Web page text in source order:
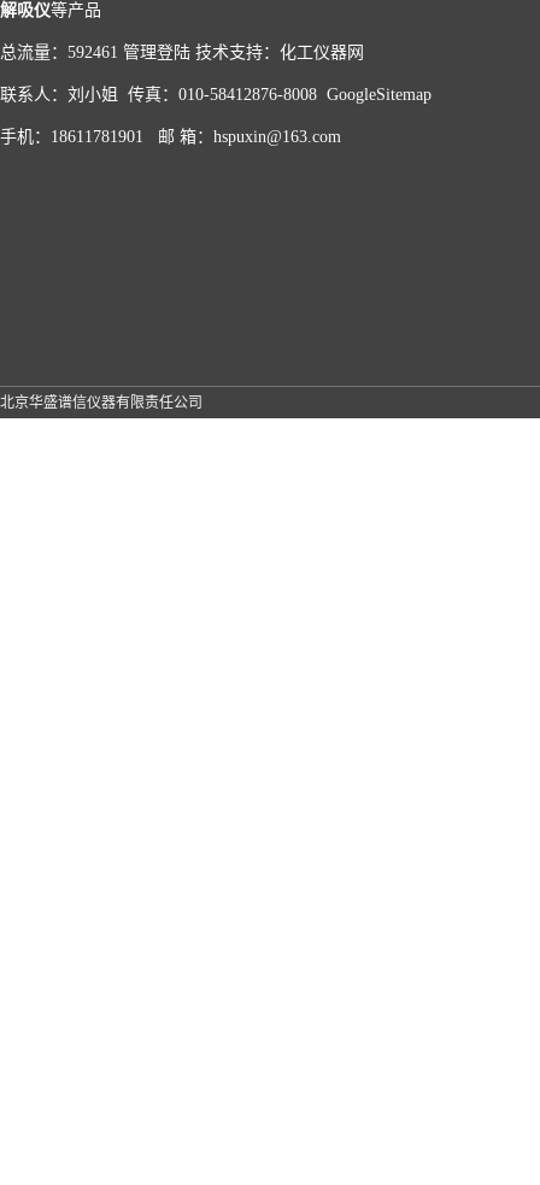
解吸仪等产品
总流量：592461 管理登陆 技术支持： 化工仪器网
联系人：刘小姐 传真：010-58412876-8008 GoogleSitemap
手机：18611781901 邮 箱：hspuxin@163.com
北京华盛谱信仪器有限责任公司